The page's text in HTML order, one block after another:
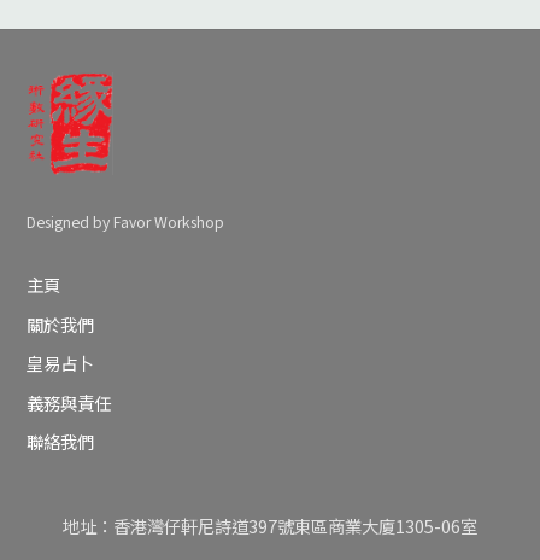
Designed by Favor Workshop
主頁
關於我們
皇易占卜
義務與責任
聯絡我們
地址：香港灣仔軒尼詩道397號東區商業大廈1305-06室